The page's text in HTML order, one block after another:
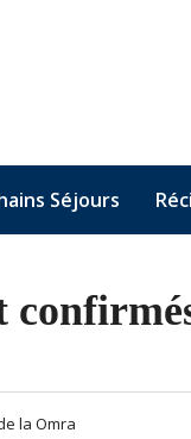
Séjours
la Omra